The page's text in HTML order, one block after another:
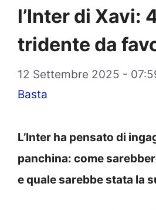
l’Inter di Xavi:
tridente da
12 Settembre 2025 -
Basta
L’Inter ha pensato di
panchina: come
e quale sarebbe stata la